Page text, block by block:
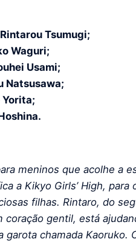
Rintarou Tsumugi;
Waguri;
Usami;
Natsusawa;
meninos que acolhe a
a Kikyo Girls’ High,
filhas. Rintaro, do
gentil, está
garota chamada Kaoruko.